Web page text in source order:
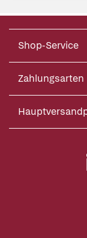
Shop-Service
Zahlungsarten